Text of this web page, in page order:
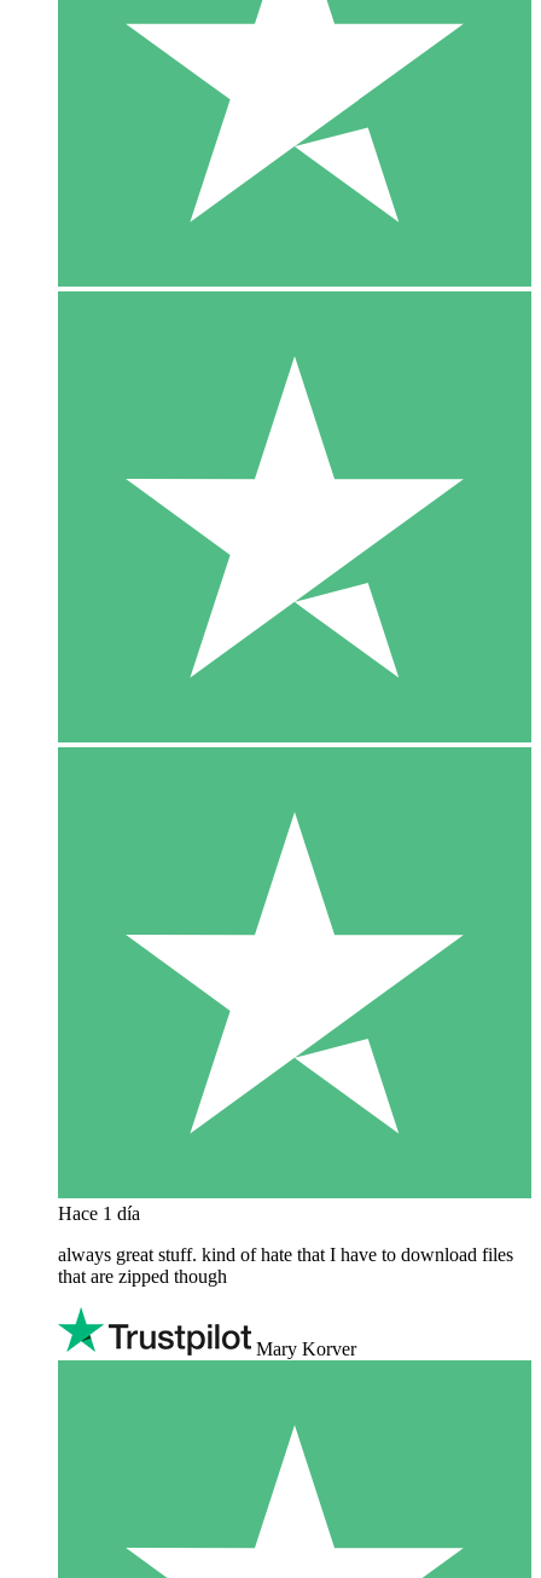
Hace 1 día
always great stuff. kind of hate that I have to download files
that are zipped though
Mary Korver